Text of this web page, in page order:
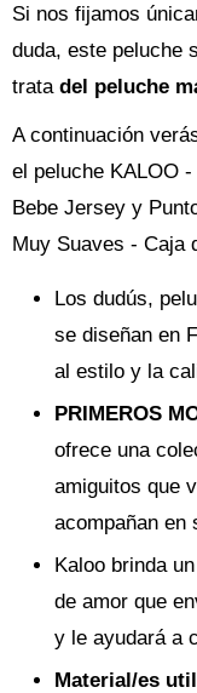
Si nos fijamos
duda, este peluche
trata del peluche
A continuación
el peluche KALOO
Bebe Jersey y
Muy Suaves - Caja
Los dudús,
se diseñan en
al estilo y la
PRIMEROS
ofrece una
amiguitos que
acompañan en
Kaloo brinda
de amor que
y le ayudará a
Material/es